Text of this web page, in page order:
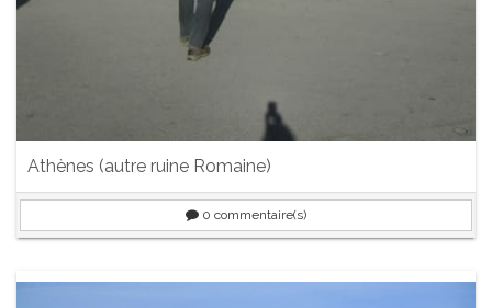
Athènes (autre ruine Romaine)
0 commentaire(s)